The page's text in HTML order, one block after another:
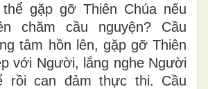
gặp gỡ Thiên Chúa nếu
chăm cầu nguyện? Cầu
tâm hồn lên, gặp gỡ Thiên
với Người, lắng nghe Người
rồi can đảm thực thi. Cầu